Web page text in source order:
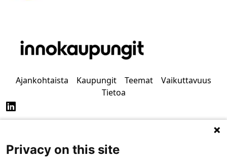
Ajankohtaista Kaupungit Teemat
Vaikuttavuus
Tietoa
Privacy on this site